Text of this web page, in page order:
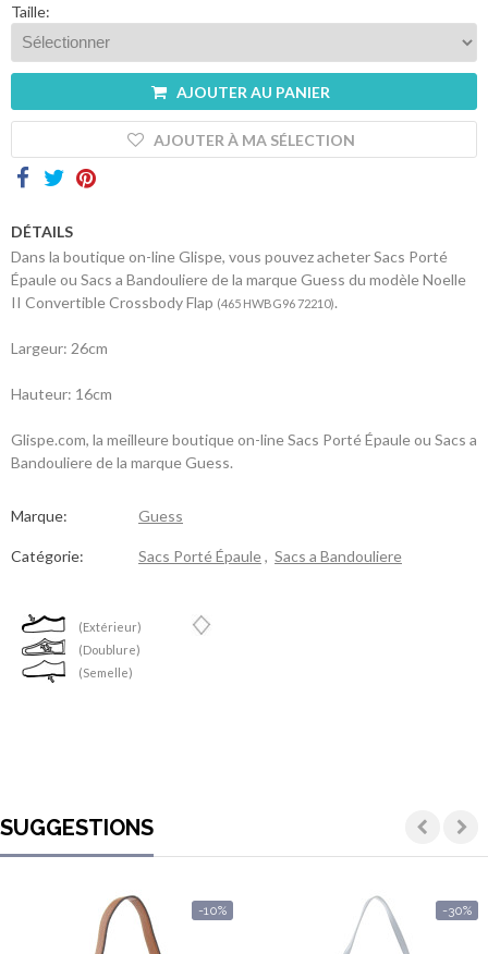
Taille:
AJOUTER AU PANIER
AJOUTER À MA SÉLECTION
DÉTAILS
Dans la boutique on-line Glispe, vous pouvez acheter Sacs Porté
Épaule ou Sacs a Bandouliere de la marque Guess du modèle Noelle
II Convertible Crossbody Flap (465 HWBG96 72210).
Largeur: 26cm
Hauteur: 16cm
Glispe.com, la meilleure boutique on-line Sacs Porté Épaule ou Sacs a
Bandouliere de la marque Guess.
Marque: Guess
Catégorie: Sacs Porté Épaule, Sacs a Bandouliere
(Extérieur)
(Doublure)
(Semelle)
SUGGESTIONS
-10% -30%